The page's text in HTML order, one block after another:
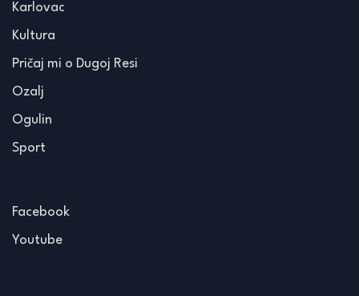
Karlovac
Kultura
Pričaj mi o Dugoj Resi
Ozalj
Ogulin
Sport
Facebook
Youtube